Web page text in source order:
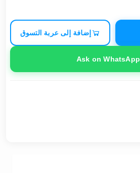
إضافة إلى عربة التسوق
Ask on WhatsApp